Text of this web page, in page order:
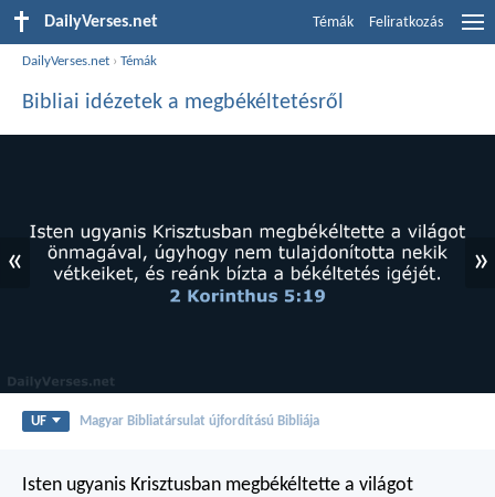
DailyVerses.net Témák Feliratkozás
DailyVerses.net ›Témák
Bibliai idézetek a megbékéltetésről
« »
UF Magyar Bibliatársulat újfordítású Bibliája
Isten ugyanis Krisztusban megbékéltette a világot